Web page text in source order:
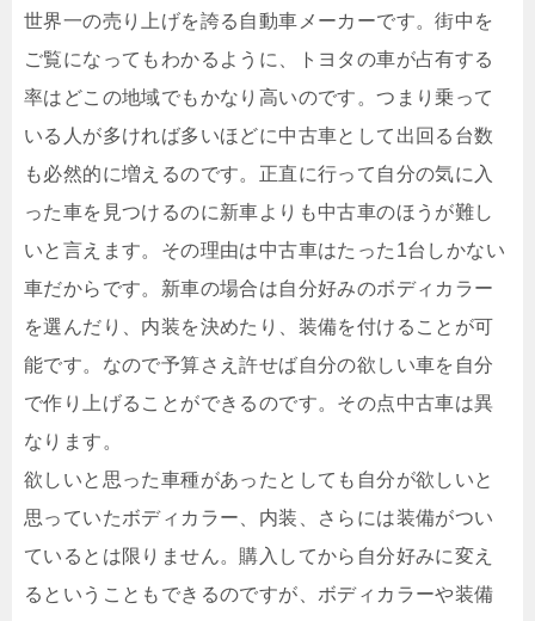
世界一の売り上げを誇る自動車メーカーです。街中を
ご覧になってもわかるように、トヨタの車が占有する
率はどこの地域でもかなり高いのです。つまり乗って
いる人が多ければ多いほどに中古車として出回る台数
も必然的に増えるのです。正直に行って自分の気に入
った車を見つけるのに新車よりも中古車のほうが難し
いと言えます。その理由は中古車はたった1台しかない
車だからです。新車の場合は自分好みのボディカラー
を選んだり、内装を決めたり、装備を付けることが可
能です。なので予算さえ許せば自分の欲しい車を自分
で作り上げることができるのです。その点中古車は異
なります。
欲しいと思った車種があったとしても自分が欲しいと
思っていたボディカラー、内装、さらには装備がつい
ているとは限りません。購入してから自分好みに変え
るということもできるのですが、ボディカラーや装備